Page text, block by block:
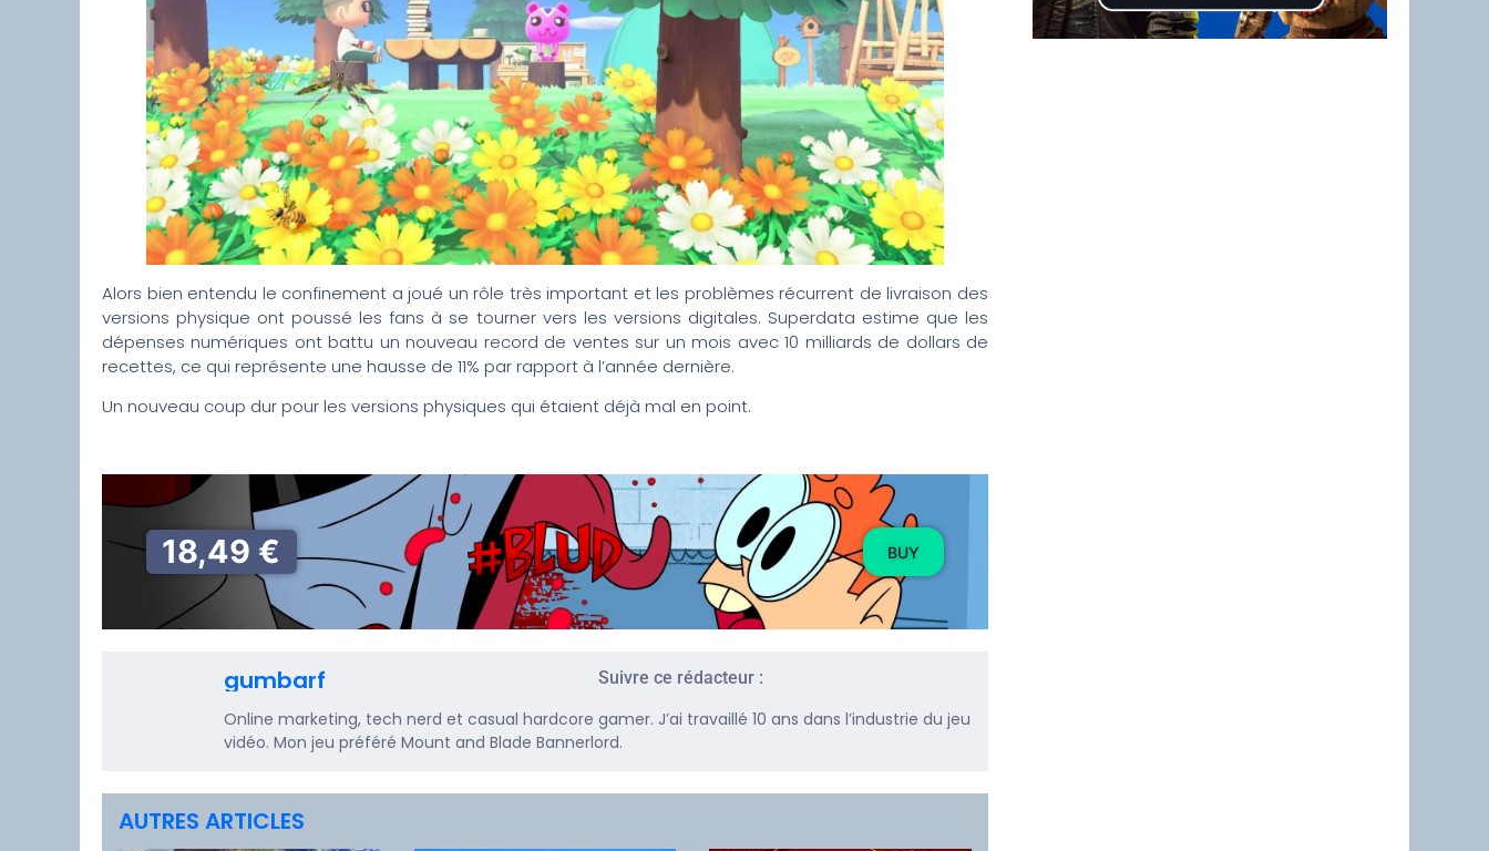
Alors bien entendu le confinement a joué un rôle très important et les problèmes récurrent de livraison des
versions physique ont poussé les fans à se tourner vers les versions digitales. Superdata estime que les
dépenses numériques ont battu un nouveau record de ventes sur un mois avec 10 milliards de dollars de
recettes, ce qui représente une hausse de 11% par rapport à l’année dernière.
Un nouveau coup dur pour les versions physiques qui étaient déjà mal en point.
18,49 € BUY
gumbarf Suivre ce rédacteur :
Online marketing, tech nerd et casual hardcore gamer. J’ai travaillé 10 ans dans l’industrie du jeu
vidéo. Mon jeu préféré Mount and Blade Bannerlord.
AUTRES ARTICLES